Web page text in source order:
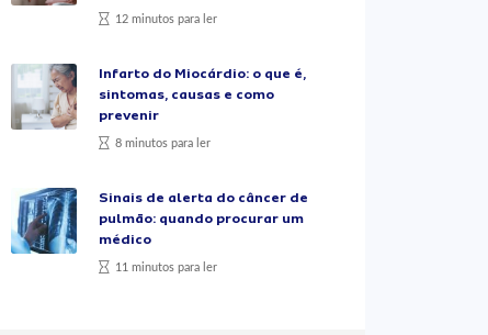
12 minutos para ler
Infarto do Miocárdio: o que é,
sintomas, causas e como
prevenir
8 minutos para ler
Sinais de alerta do câncer de
pulmão: quando procurar um
médico
11 minutos para ler